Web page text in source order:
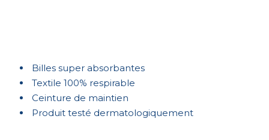
Billes super absorbantes
Textile 100% respirable
Ceinture de maintien
Produit testé dermatologiquement